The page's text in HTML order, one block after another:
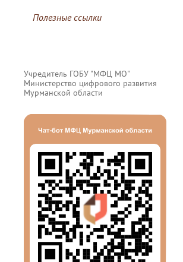
Полезные ссылки
Учредитель ГОБУ "МФЦ МО"
Министерство цифрового развития
Мурманской области